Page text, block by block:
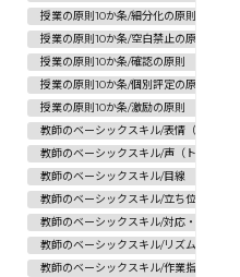
授業の原則10か条/細分化の原則
授業の原則10か条/空白禁止の原則
授業の原則10か条/確認の原則
授業の原則10か条/個別評定の原則
授業の原則10か条/激励の原則
教師のベーシックスキル/表情（笑顔）
教師のベーシックスキル/声（トーン）
教師のベーシックスキル/目線
教師のベーシックスキル/立ち位置（動
教師のベーシックスキル/対応・応答
教師のベーシックスキル/リズム・テンポ
教師のベーシックスキル/作業指示